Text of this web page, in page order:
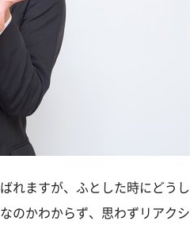
れますが、ふとした時にどうし
のかわからず、思わずリアクシ